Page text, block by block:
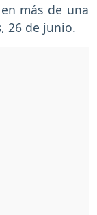
más de una
26 de junio.